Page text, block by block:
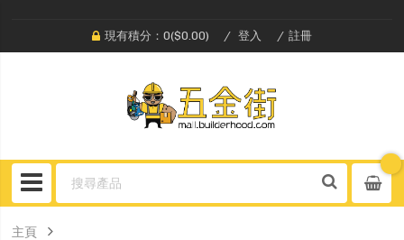
現有積分：0($0.00) 登入 註冊
主頁